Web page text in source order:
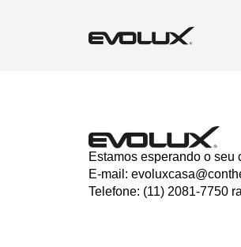
Estamos esperando o seu
E-mail:
Telefone: (11) 2081-7750